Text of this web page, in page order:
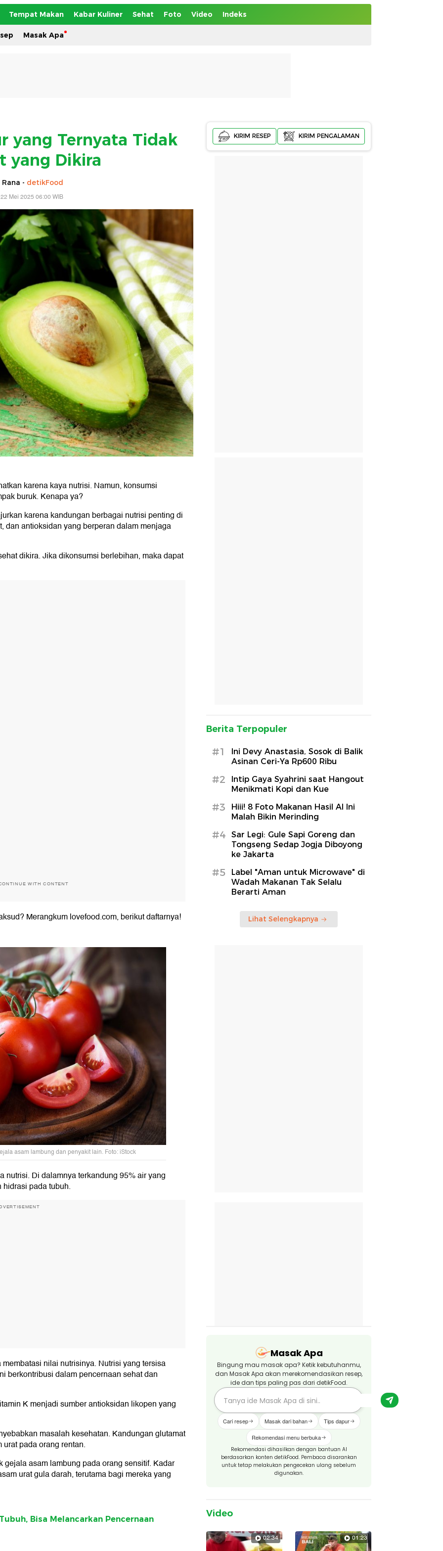
Tempat Makan Kabar Kuliner Sehat Foto Video Indeks
Masak Apa
yang Ternyata Tidak
yang Dikira
- detikFood
Mei 2025 06:00 WIB
karena kaya nutrisi. Namun, konsumsi
buruk. Kenapa ya?
karena kandungan berbagai nutrisi penting di
dan antioksidan yang berperan dalam menjaga
dikira. Jika dikonsumsi berlebihan, maka dapat
WITH CONTENT
Merangkum lovefood.com, berikut daftarnya!
asam lambung dan penyakit lain. Foto: iStock
nutrisi. Di dalamnya terkandung 95% air yang
pada tubuh.
nilai nutrisinya. Nutrisi yang tersisa
berkontribusi dalam pencernaan sehat dan
K menjadi sumber antioksidan likopen yang
masalah kesehatan. Kandungan glutamat
pada orang rentan.
gejala asam lambung pada orang sensitif. Kadar
urat gula darah, terutama bagi mereka yang
Bisa Melancarkan Pencernaan
KIRIM RESEP KIRIM PENGALAMAN
Berita Terpopuler
#1
Ini Devy Anastasia, Sosok di Balik
Asinan Ceri-Ya Rp600 Ribu
#2
Intip Gaya Syahrini saat Hangout
Menikmati Kopi dan Kue
#3
Hiii! 8 Foto Makanan Hasil AI Ini
Malah Bikin Merinding
#4
Sar Legi: Gule Sapi Goreng dan
Tongseng Sedap Jogja Diboyong
ke Jakarta
#5
Label "Aman untuk Microwave" di
Wadah Makanan Tak Selalu
Berarti Aman
Lihat Selengkapnya
Masak Apa
Bingung mau masak apa? Ketik kebutuhanmu,
dan Masak Apa akan merekomendasikan resep,
ide dan tips paling pas dari detikFood.
Cari resep Masak dari bahan Tips dapur
Rekomendasi menu berbuka
Rekomendasi dihasilkan dengan bantuan AI
berdasarkan konten detikFood. Pembaca disarankan
untuk tetap melakukan pengecekan ulang sebelum
digunakan.
Video
02:34 01:23